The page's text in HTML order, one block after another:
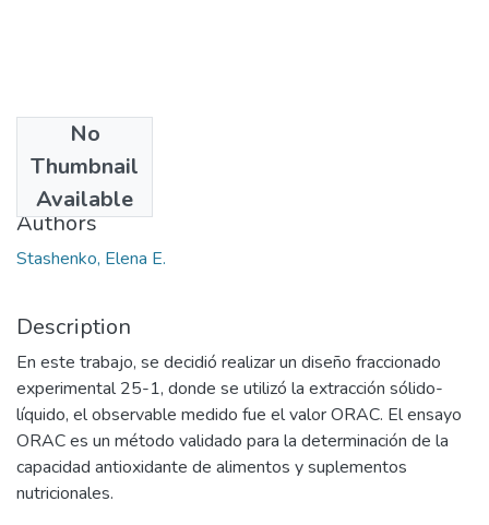
No
Thumbnail
Available
2014
Authors
Stashenko, Elena E.
Description
En este trabajo, se decidió realizar un diseño fraccionado
experimental 25-1, donde se utilizó la extracción sólido-
líquido, el observable medido fue el valor ORAC. El ensayo
ORAC es un método validado para la determinación de la
capacidad antioxidante de alimentos y suplementos
nutricionales.